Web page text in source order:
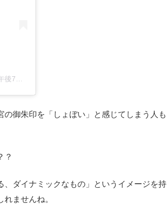
PST
御朱印を「しょぼい」と感じてしまう人も
？
ダイナミックなもの」というイメージを持
ませんね。